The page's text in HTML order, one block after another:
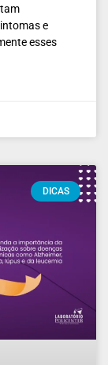
e
esses
DICAS